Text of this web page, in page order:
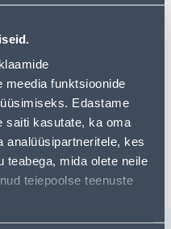
funktsioonide
Edastame
saiti kasutate, ka oma
analüüsipartneritele, kes
teabega, mida olete neile
teiepoolse teenuste
ajal